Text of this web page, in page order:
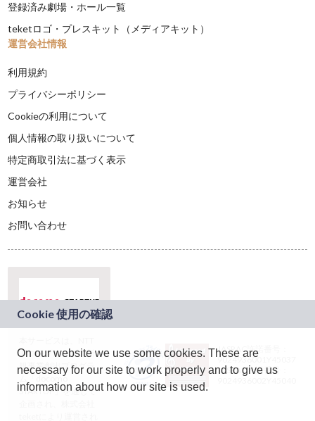
登録済み劇場・ホール一覧
teketロゴ・プレスキット（メディアキット）
運営会社情報
利用規約
プライバシーポリシー
Cookieの利用について
個人情報の取り扱いについて
特定商取引法に基づく表示
運営会社
お知らせ
お問い合わせ
ドコモグループの新
規事業創出プログラ
ム「docomo
STARTUP」を通じて
JASRAC許諾番号：
9024936001Y45037
JASRAC許諾番号：
On our website we use some cookies. These are
necessary for our site to work properly and to give us
information about how our site is used.